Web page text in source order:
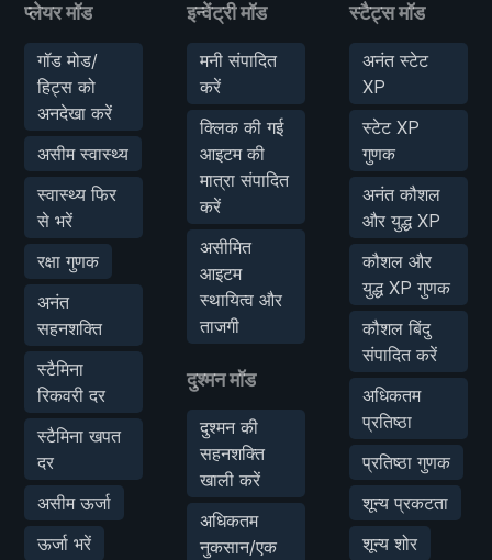
प्लेयर मॉड
गॉड मोड/
हिट्स को
अनदेखा करें
असीम स्वास्थ्य
स्वास्थ्य फिर
से भरें
रक्षा गुणक
अनंत
सहनशक्ति
स्टैमिना
रिकवरी दर
स्टैमिना खपत
दर
असीम ऊर्जा
ऊर्जा भरें
इन्वेंट्री मॉड
मनी संपादित
करें
क्लिक की गई
आइटम की
मात्रा संपादित
करें
असीमित
आइटम
स्थायित्व और
ताजगी
दुश्मन मॉड
दुश्मन की
सहनशक्ति
खाली करें
अधिकतम
नुकसान/एक
स्टैट्स मॉड
अनंत स्टेट
XP
स्टेट XP
गुणक
अनंत कौशल
और युद्ध XP
कौशल और
युद्ध XP गुणक
कौशल बिंदु
संपादित करें
अधिकतम
प्रतिष्ठा
प्रतिष्ठा गुणक
शून्य प्रकटता
शून्य शोर